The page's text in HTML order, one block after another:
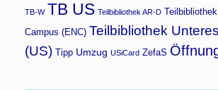
TB-W TB US Teilbibliothek AR-D
Campus (ENC) Teilbibliothek
(US)
Tipp Umzug USiCard ZefaS